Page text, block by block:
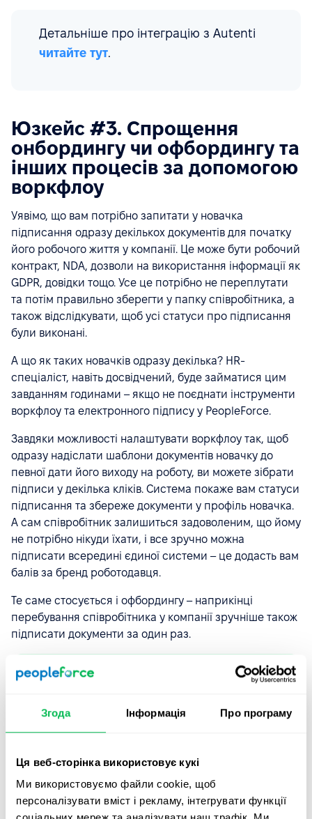
Згода Інформація Про програму
Ця веб-сторінка використовує кукі
Ми використовуємо файли cookie, щоб
персоналізувати вміст і рекламу, інтегрувати функції
Детальніше про інтеграцію з Autenti
читайте тут.
Юзкейс #3. Спрощення
онбордингу чи офбордингу та
інших процесів за допомогою
воркфлоу
Уявімо, що вам потрібно запитати у новачка
підписання одразу декількох документів для початку
його робочого життя у компанії. Це може бути робочий
контракт, NDA, дозволи на використання інформації як
GDPR, довідки тощо. Усе це потрібно не переплутати
та потім правильно зберегти у папку співробітника, а
також відслідкувати, щоб усі статуси про підписання
були виконані.
А що як таких новачків одразу декілька? HR-
спеціаліст, навіть досвідчений, буде займатися цим
завданням годинами – якщо не поєднати інструменти
воркфлоу та електронного підпису у PeopleForce.
Завдяки можливості налаштувати воркфлоу так, щоб
одразу надіслати шаблони документів новачку до
певної дати його виходу на роботу, ви можете зібрати
підписи у декілька кліків. Система покаже вам статуси
підписання та збереже документи у профіль новачка.
А сам співробітник залишиться задоволеним, що йому
не потрібно нікуди їхати, і все зручно можна
підписати всередині єдиної системи – це додасть вам
балів за бренд роботодавця.
Те саме стосується і офбордингу – наприкінці
перебування співробітника у компанії зручніше також
підписати документи за один раз.
Спрощуємо HR-процеси, щоб ви могли
на паперах.
Дізнайтеся про можливості
Юзкейс #4. Розсилка